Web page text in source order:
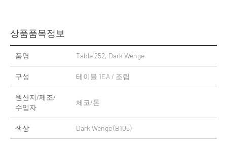
상품품목정보
품명 Table 252, Dark Wenge
구성 테이블 1EA / 조립
원산지/제조/
수입자
체코/톤
색상 Dark Wenge (B105)